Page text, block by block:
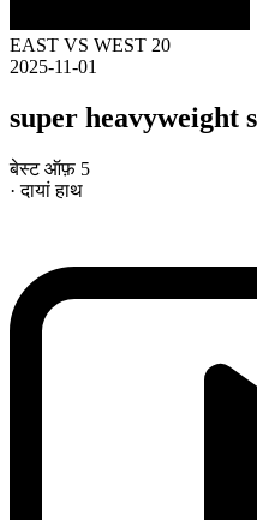
EAST VS WEST 20
2025-11-01
super heavyweight
बेस्ट ऑफ़ 5
· दायां हाथ